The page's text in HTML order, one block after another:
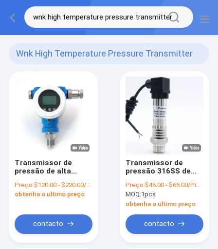
Wnk High Temperature Pressure Transmitter
Transmissor de
pressão de alta
transdutor de
pressão 700bar
Preço:$120.00 - $220.00/Pieces
obtenha o ultimo preço
contacto
Transmissor de
pressão 316SS de
nivelado com
dissipadores de calor
Preço:$45.00 - $65.00/Pieces
MOQ:1pcs
obtenha o ultimo preço
contacto